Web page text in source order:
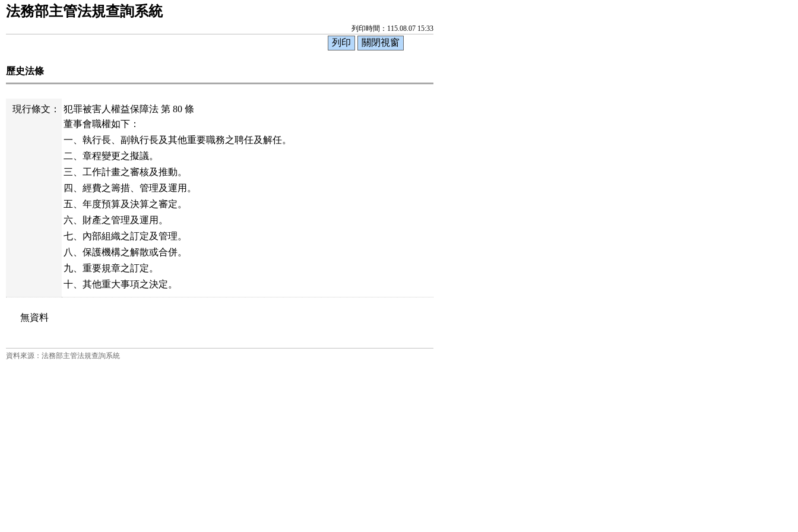
法務部主管法規查詢系統
列印時間：115.08.07 15:33
歷史法條
現行條文：
犯罪被害人權益保障法 第 80 條
董事會職權如下：
一、執行長、副執行長及其他重要職務之聘任及解任。
二、章程變更之擬議。
三、工作計畫之審核及推動。
四、經費之籌措、管理及運用。
五、年度預算及決算之審定。
六、財產之管理及運用。
七、內部組織之訂定及管理。
八、保護機構之解散或合併。
九、重要規章之訂定。
十、其他重大事項之決定。
無資料
資料來源：法務部主管法規查詢系統